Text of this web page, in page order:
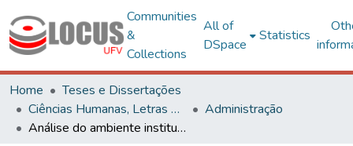
Communities
&
Collections
All of
DSpace
Statistics
Home
Teses e Dissertações
Ciências Humanas, Letras e Artes
Administração
Análise do ambiente institucional e técnico para a transferência de conhecimento: o caso da UFJF